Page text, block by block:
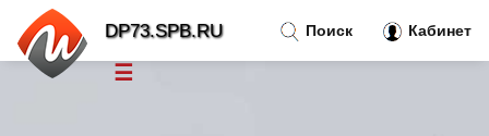
Поиск Кабинет
DP73.SPB.RU
☰